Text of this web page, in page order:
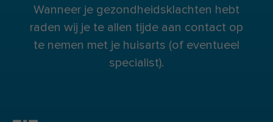
Wanneer je gezondheidsklachten hebt
raden wij je te allen tijde aan contact op
te nemen met je huisarts (of eventueel
specialist).